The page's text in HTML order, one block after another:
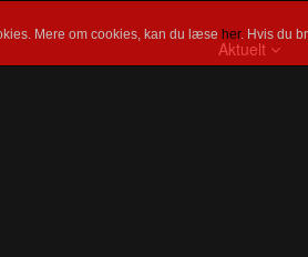
Mere om cookies, kan du læse her. Hvis du
Aktuelt